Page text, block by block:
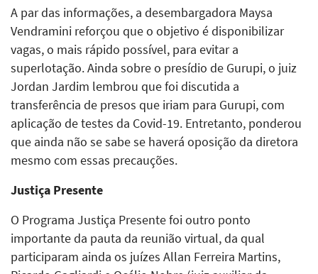
A par das informações, a desembargadora Maysa
Vendramini reforçou que o objetivo é disponibilizar
vagas, o mais rápido possível, para evitar a
superlotação. Ainda sobre o presídio de Gurupi, o juiz
Jordan Jardim lembrou que foi discutida a
transferência de presos que iriam para Gurupi, com
aplicação de testes da Covid-19. Entretanto, ponderou
que ainda não se sabe se haverá oposição da diretora
mesmo com essas precauções.
Justiça Presente
O Programa Justiça Presente foi outro ponto
importante da pauta da reunião virtual, da qual
participaram ainda os juízes Allan Ferreira Martins,